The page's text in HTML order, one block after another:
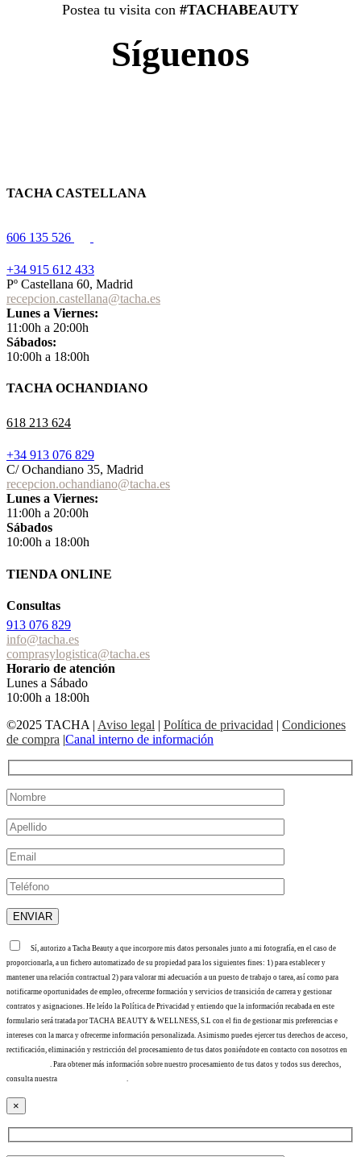
Postea tu visita con #TACHABEAUTY
Síguenos
TACHA CASTELLANA
606 135 526
+34 915 612 433
Pº Castellana 60, Madrid
recepcion.castellana@tacha.es
Lunes a Viernes:
11:00h a 20:00h
Sábados:
10:00h a 18:00h
TACHA OCHANDIANO
618 213 624
+34 913 076 829
C/ Ochandiano 35, Madrid
recepcion.ochandiano@tacha.es
Lunes a Viernes:
11:00h a 20:00h
Sábados
10:00h a 18:00h
TIENDA ONLINE
Consultas
913 076 829
info@tacha.es
comprasylogistica@tacha.es
Horario de atención
Lunes a Sábado
10:00h a 18:00h
©2025 TACHA | Aviso legal | Política de privacidad | Condiciones
de compra |Canal interno de información
Sí, autorizo a Tacha Beauty a que incorpore mis datos personales junto a mi fotografía, en el caso de
proporcionarla, a un fichero automatizado de su propiedad para los siguientes fines: 1) para establecer y
mantener una relación contractual 2) para valorar mi adecuación a un puesto de trabajo o tarea, así como para
notificarme oportunidades de empleo, ofrecerme formación y servicios de transición de carrera y gestionar
contratos y asignaciones. He leído la Política de Privacidad y entiendo que la información recabada en este
formulario será tratada por TACHA BEAUTY & WELLNESS, S.L con el fin de gestionar mis preferencias e
intereses con la marca y ofrecerme información personalizada. Asimismo puedes ejercer tus derechos de acceso,
rectificación, eliminación y restricción del procesamiento de tus datos poniéndote en contacto con nosotros en
. Para obtener más información sobre nuestro procesamiento de tus datos y todos sus derechos,
consulta nuestra
×